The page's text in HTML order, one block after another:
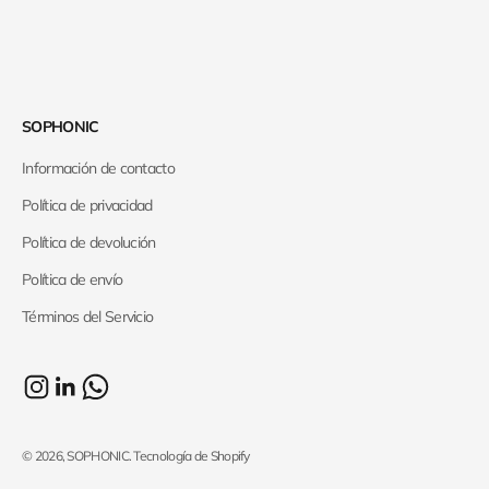
SOPHONIC
Información de contacto
Política de privacidad
Política de devolución
Política de envío
Términos del Servicio
© 2026, SOPHONIC.Tecnología de Shopify